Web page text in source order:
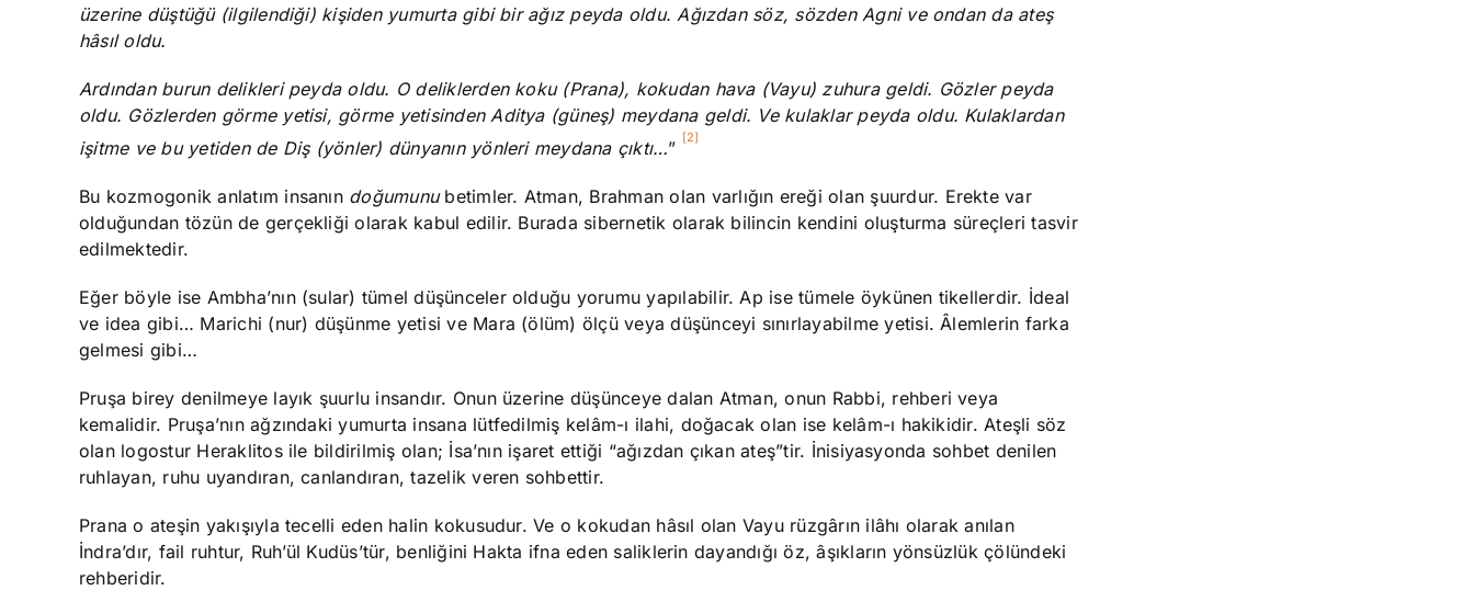
üzerine düştüğü (ilgilendiği) kişiden yumurta gibi bir ağız peyda oldu. Ağızdan söz, sözden Agni ve ondan da ateş
hâsıl oldu.
Ardından burun delikleri peyda oldu. O deliklerden koku (Prana), kokudan hava (Vayu) zuhura geldi. Gözler peyda
oldu. Gözlerden görme yetisi, görme yetisinden Aditya (güneş) meydana geldi. Ve kulaklar peyda oldu. Kulaklardan
işitme ve bu yetiden de Diş (yönler) dünyanın yönleri meydana çıktı…” [2]
Bu kozmogonik anlatım insanın doğumunubetimler. Atman, Brahman olan varlığın ereği olan şuurdur. Erekte var
olduğundan tözün de gerçekliği olarak kabul edilir. Burada sibernetik olarak bilincin kendini oluşturma süreçleri tasvir
edilmektedir.
Eğer böyle ise Ambha’nın (sular) tümel düşünceler olduğu yorumu yapılabilir. Ap ise tümele öykünen tikellerdir. İdeal
ve idea gibi… Marichi (nur) düşünme yetisi ve Mara (ölüm) ölçü veya düşünceyi sınırlayabilme yetisi. Âlemlerin farka
gelmesi gibi…
Pruşa birey denilmeye layık şuurlu insandır. Onun üzerine düşünceye dalan Atman, onun Rabbi, rehberi veya
kemalidir. Pruşa’nın ağzındaki yumurta insana lütfedilmiş kelâm-ı ilahi, doğacak olan ise kelâm-ı hakikidir. Ateşli söz
olan logostur Heraklitos ile bildirilmiş olan; İsa’nın işaret ettiği “ağızdan çıkan ateş”tir. İnisiyasyonda sohbet denilen
ruhlayan, ruhu uyandıran, canlandıran, tazelik veren sohbettir.
Prana o ateşin yakışıyla tecelli eden halin kokusudur. Ve o kokudan hâsıl olan Vayu rüzgârın ilâhı olarak anılan
İndra’dır, fail ruhtur, Ruh’ül Kudüs’tür, benliğini Hakta ifna eden saliklerin dayandığı öz, âşıkların yönsüzlük çölündeki
rehberidir.